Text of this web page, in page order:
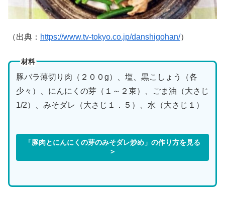
（出典： https://www.tv-tokyo.co.jp/danshigohan/）
材料
豚バラ薄切り肉（２００g）、塩、黒こしょう（各
少々）、にんにくの芽（１～２束）、ごま油（大さじ
1/2）、みそダレ（大さじ１．５）、水（大さじ１）
「豚肉とにんにくの芽のみそダレ炒め」の作り方を見る
＞